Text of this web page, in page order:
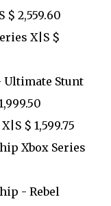
$ 2,559.60
X|S $
Ultimate Stunt
$ 1,599.75
Xbox Series
- Rebel